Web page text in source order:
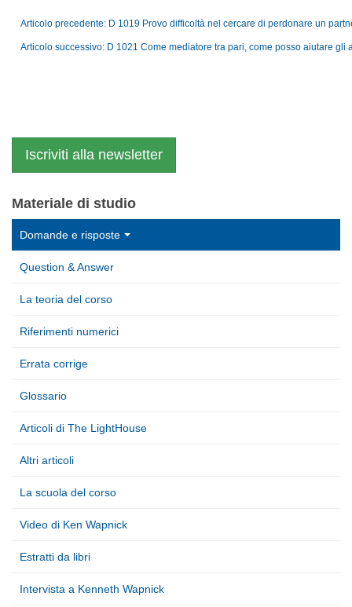
Articolo precedente: D 1019 Provo difficoltà nel cercare di perdonare un
Articolo successivo: D 1021 Come mediatore tra pari, come posso aiutare gli
Iscriviti alla newsletter
Materiale di studio
Domande e risposte
Question & Answer
La teoria del corso
Riferimenti numerici
Errata corrige
Glossario
Articoli di The LightHouse
Altri articoli
La scuola del corso
Video di Ken Wapnick
Estratti da libri
Intervista a Kenneth Wapnick